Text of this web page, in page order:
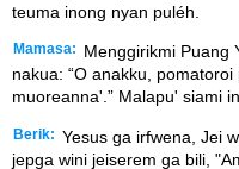
teuma inong nyan puléh.
Mamasa:
Menggirikmi Puang
nakua: “O anakku,
muoreanna'.” Malapu' siami
Berik: Yesus ga irfwena, Jei
jepga wini jeiserem ga bili,